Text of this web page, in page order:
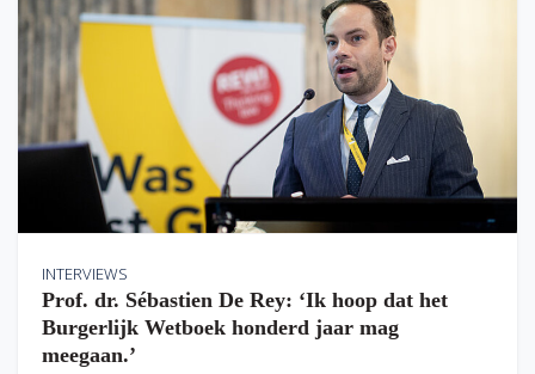
INTERVIEWS
Prof. dr. Sébastien De Rey: ‘Ik hoop dat het
Burgerlijk Wetboek honderd jaar mag
meegaan.’